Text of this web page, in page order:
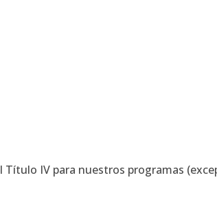
IV para nuestros programas